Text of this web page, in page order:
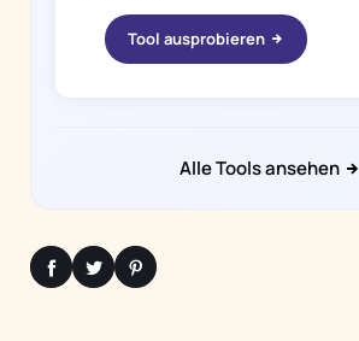
Tool ausprobieren
Alle Tools ansehen